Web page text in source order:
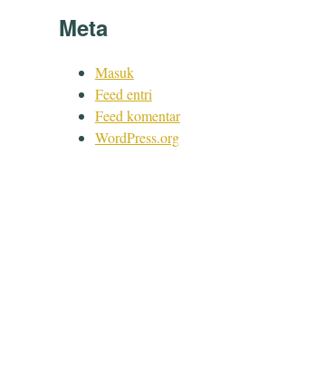
Meta
Masuk
Feed entri
Feed komentar
WordPress.org